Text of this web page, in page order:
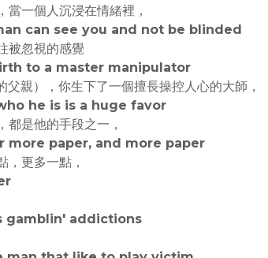
一個人沉浸在情緒裡，
can see you and not be blinded
被忽視的感覺
to a master manipulator
親），你生下了一個擅長操控人心的大師，
he is is a huge favor
都是他的手段之一，
more paper, and more paper
，更多一點，
gamblin' addictions